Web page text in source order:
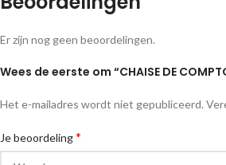
Er zijn nog geen beoordelingen.
Wees de eerste om “CHAISE DE
Het e-mailadres wordt niet gepubliceerd.
Je beoordeling*